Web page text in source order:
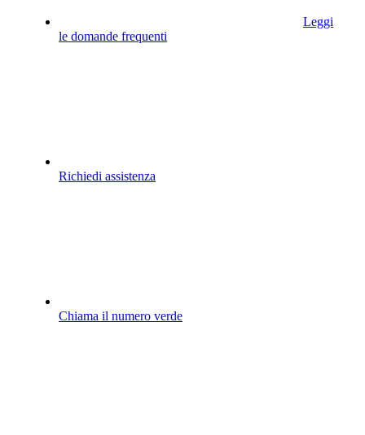
Leggi
le domande frequenti
Richiedi assistenza
Chiama il numero verde